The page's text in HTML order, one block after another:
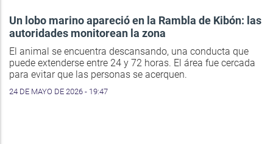
Un lobo marino apareció en la Rambla de Kibón: las
autoridades monitorean la zona
El animal se encuentra descansando, una conducta que
puede extenderse entre 24 y 72 horas. El área fue cercada
para evitar que las personas se acerquen.
24 DE MAYO DE 2026 - 19:47